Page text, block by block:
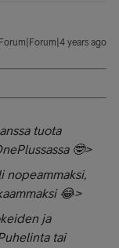
Forum|Forum|4 years ago
tuota
🤓>
nopeammaksi,
😂>
ja
tai